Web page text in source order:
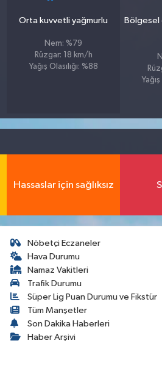
Orta kuvvetli yağmurlu
Nem: %79
Rüzgar: 18 km/h
Yağış Olasılığı: %88
Bölgesel
Hassaslar için sağlıksız
Nöbetçi Eczaneler
Hava Durumu
Namaz Vakitleri
Trafik Durumu
Süper Lig Puan Durumu ve Fikstür
Tüm Manşetler
Son Dakika Haberleri
Haber Arşivi